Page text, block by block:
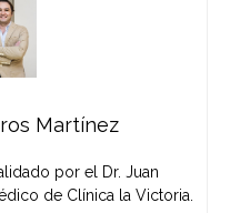
Martínez
por el Dr. Juan
de Clínica la Victoria.